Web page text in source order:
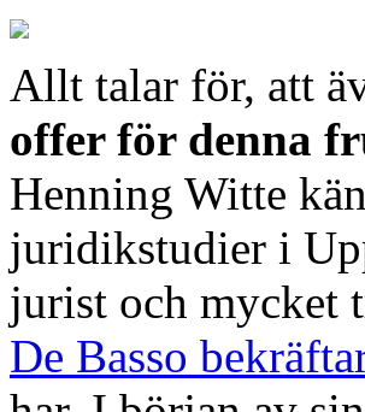
Allt talar för, att
offer för denna
Henning Witte
juridikstudier i
jurist och mycket
De Basso